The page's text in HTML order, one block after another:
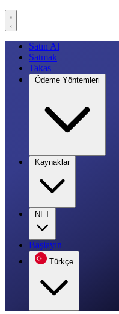
Satın Al
Satmak
Takas
Ödeme Yöntemleri
Kaynaklar
NFT
Başlayın
Türkçe